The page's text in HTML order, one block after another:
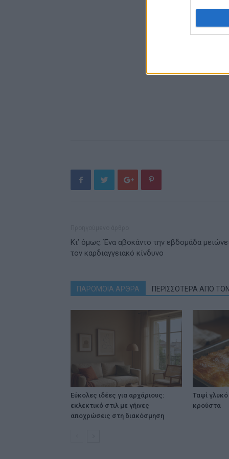
Κι’ όμως: Ένα αβοκάντο την εβδομάδα
τον καρδιαγγειακό κίνδυνο
ΠΑΡΟΜΟΙΑ ΑΡΘΡΑ ΠΕΡΙΣΣΟΤΕΡΑ ΑΠΟ
Εύκολες ιδέες για αρχάριους:
εκλεκτικό στιλ με γήινες
αποχρώσεις στη διακόσμηση
Ταψί γλυκό
κρούστα